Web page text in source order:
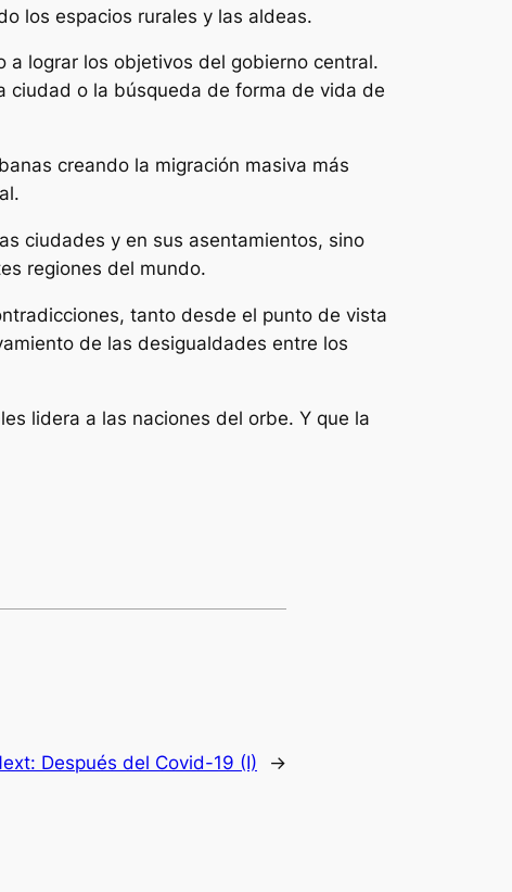
los espacios rurales y las aldeas.
a lograr los objetivos del gobierno central.
ciudad o la búsqueda de forma de vida de
creando la migración masiva más
ciudades y en sus asentamientos, sino
regiones del mundo.
tanto desde el punto de vista
de las desigualdades entre los
lidera a las naciones del orbe. Y que la
Después del Covid-19 (I) →